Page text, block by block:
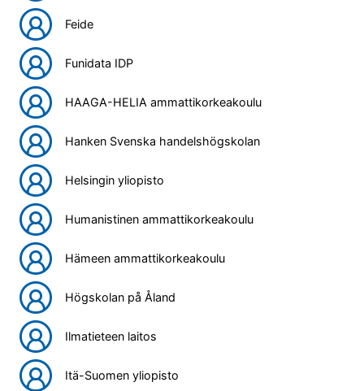
Feide
Funidata IDP
HAAGA-HELIA ammattikorkeakoulu
Hanken Svenska handelshögskolan
Helsingin yliopisto
Humanistinen ammattikorkeakoulu
Hämeen ammattikorkeakoulu
Högskolan på Åland
Ilmatieteen laitos
Itä-Suomen yliopisto